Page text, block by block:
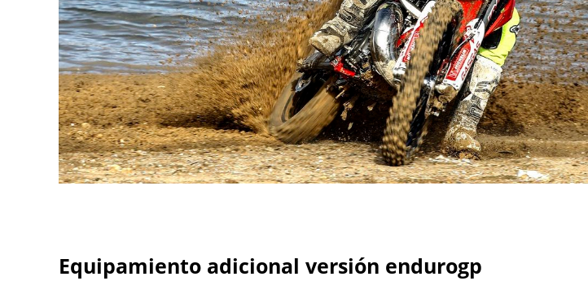
Equipamiento adicional versión endurogp